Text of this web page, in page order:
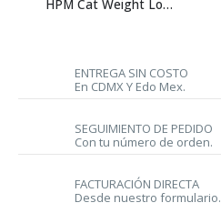
HPM Cat Weight Loss & Diabetes – 3 kg
ENTREGA SIN COSTO
En CDMX Y Edo Mex.
SEGUIMIENTO DE PEDIDO
Con tu número de orden.
FACTURACIÓN DIRECTA
Desde nuestro formulario.